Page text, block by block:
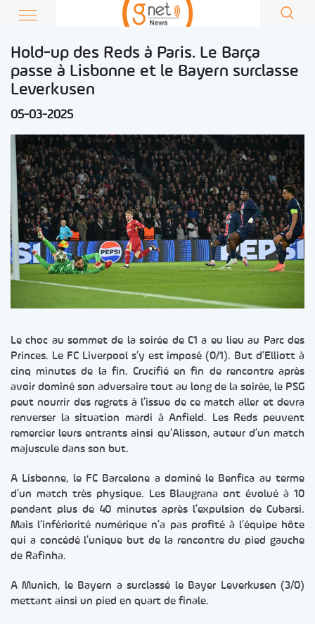
Hold-up des Reds à Paris. Le Barça
passe à Lisbonne et le Bayern surclasse
Leverkusen
05-03-2025
Le choc au sommet de la soirée de C1 a eu lieu au Parc des
Princes. Le FC Liverpool s’y est imposé (0/1). But d’Elliott à
cinq minutes de la fin. Crucifié en fin de rencontre après
avoir dominé son adversaire tout au long de la soirée, le PSG
peut nourrir des regrets à l’issue de ce match aller et devra
renverser la situation mardi à Anfield. Les Reds peuvent
remercier leurs entrants ainsi qu’Alisson, auteur d’un match
majuscule dans son but.
A Lisbonne, le FC Barcelone a dominé le Benfica au terme
d’un match très physique. Les Blaugrana ont évolué à 10
pendant plus de 40 minutes après l’expulsion de Cubarsi.
Mais l’infériorité numérique n’a pas profité à l’équipe hôte
qui a concédé l’unique but de la rencontre du pied gauche
de Rafinha.
A Munich, le Bayern a surclassé le Bayer Leverkusen (3/0)
mettant ainsi un pied en quart de finale.